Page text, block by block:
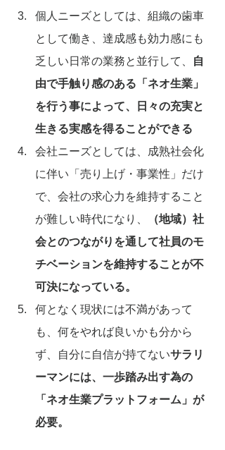
個人ニーズとしては、組織の歯車
として働き、達成感も効力感にも
乏しい日常の業務と並行して、
自
由で手触り感のある「ネオ生業」
を行う事によって、日々の充実と
生きる実感を得ることができる
会社ニーズとしては、成熟社会化
に伴い「売り上げ・事業性」だけ
で、会社の求心力を維持すること
が難しい時代になり、
（地域）社
会とのつながりを通して社員のモ
チベーションを維持することが不
可決になっている。
何となく現状には不満があって
も、何をやれば良いかも分から
ず、自分に自信が持てないサラリ
ーマンには、一歩踏み出す為の
「ネオ生業プラットフォーム」が
必要。